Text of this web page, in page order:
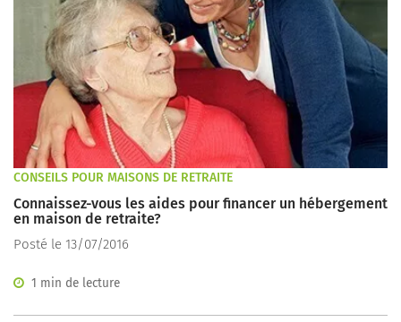
CONSEILS POUR MAISONS DE RETRAITE
Connaissez-vous les aides pour financer un hébergement
en maison de retraite?
Posté le 13/07/2016
1 min de lecture